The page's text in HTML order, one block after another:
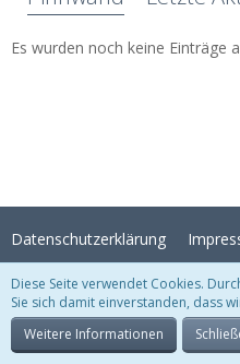
Es wurden noch keine Einträge
Datenschutzerklärung
Stil:Crystal
Community-
Diese Seite verwendet Cookies.
Sie sich damit einverstanden, dass
Weitere Informationen